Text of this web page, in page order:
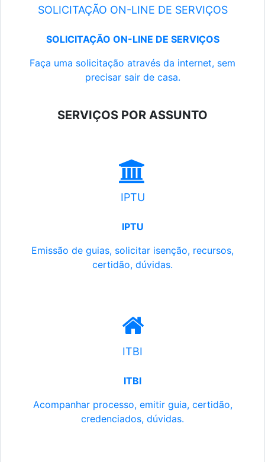
SOLICITAÇÃO ON-LINE DE SERVIÇOS
SOLICITAÇÃO ON-LINE DE SERVIÇOS
Faça uma solicitação através da internet, sem
precisar sair de casa.
SERVIÇOS POR ASSUNTO
IPTU
IPTU
Emissão de guias, solicitar isenção, recursos,
certidão, dúvidas.
ITBI
ITBI
Acompanhar processo, emitir guia, certidão,
credenciados, dúvidas.